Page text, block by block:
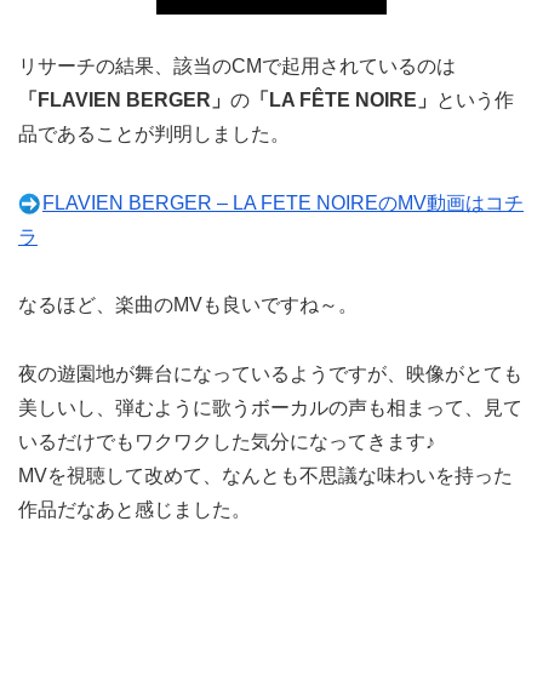
リサーチの結果、該当のCMで起用されているのは
「FLAVIEN BERGER」 の 「LA FÊTE NOIRE」
という作
品であることが判明しました。
FLAVIEN BERGER – LA FETE NOIREのMV動画はコチ
ラ
なるほど、楽曲のMVも良いですね～。
夜の遊園地が舞台になっているようですが、映像がとても
美しいし、弾むように歌うボーカルの声も相まって、見て
いるだけでもワクワクした気分になってきます♪
MVを視聴して改めて、なんとも不思議な味わいを持った
作品だなあと感じました。